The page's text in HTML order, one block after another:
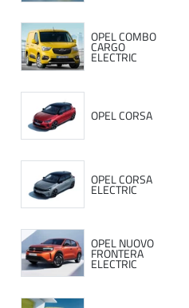
OPEL COMBO
CARGO
ELECTRIC
OPEL CORSA
OPEL CORSA
ELECTRIC
OPEL NUOVO
FRONTERA
ELECTRIC